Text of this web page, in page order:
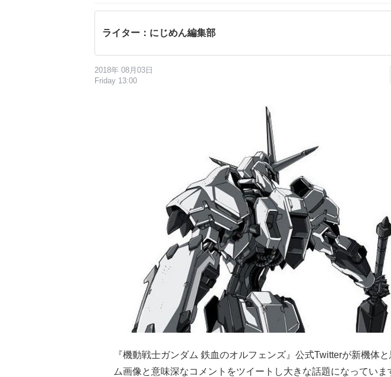
ライター：にじめん編集部
2018年 08月03日
Friday 13:00
『機動戦士ガンダム 鉄血のオルフェンズ』公式Twitterが新機体
ム画像と意味深なコメントをツイートし大きな話題になっていま